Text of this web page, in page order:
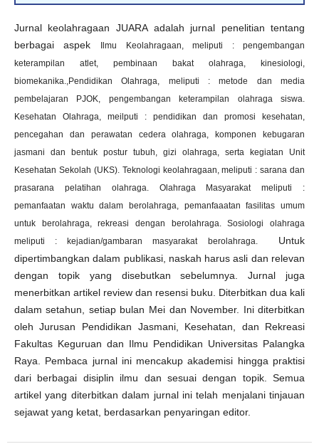
Jurnal keolahragaan JUARA adalah jurnal penelitian tentang
berbagai aspek
Ilmu Keolahragaan, meliputi : pengembangan
keterampilan atlet, pembinaan bakat olahraga, kinesiologi,
biomekanika., Pendidikan Olahraga, meliputi : metode dan media
pembelajaran PJOK, pengembangan keterampilan olahraga siswa.
Kesehatan Olahraga, meilputi : pendidikan dan promosi kesehatan,
pencegahan dan perawatan cedera olahraga, komponen kebugaran
jasmani dan bentuk postur tubuh, gizi olahraga, serta kegiatan Unit
Kesehatan Sekolah (UKS). Teknologi keolahragaan, meliputi : sarana dan
prasarana pelatihan olahraga. Olahraga Masyarakat meliputi :
pemanfaatan waktu dalam berolahraga, pemanfaaatan fasilitas umum
untuk berolahraga, rekreasi dengan berolahraga.Sosiologi olahraga
meliputi : kejadian/gambaran masyarakat berolahraga.
Untuk
dipertimbangkan dalam publikasi, naskah harus asli dan relevan
dengan topik yang disebutkan sebelumnya. Jurnal juga
menerbitkan artikel review dan resensi buku. Diterbitkan dua kali
dalam setahun, setiap bulan Mei dan November. Ini diterbitkan
oleh Jurusan Pendidikan Jasmani, Kesehatan, dan Rekreasi
Fakultas Keguruan dan Ilmu Pendidikan Universitas Palangka
Raya. Pembaca jurnal ini mencakup akademisi hingga praktisi
dari berbagai disiplin ilmu dan sesuai dengan topik. Semua
artikel yang diterbitkan dalam jurnal ini telah menjalani tinjauan
sejawat yang ketat, berdasarkan penyaringan editor.